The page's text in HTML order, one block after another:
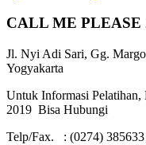
CALL ME PLEASE
Jl. Nyi Adi Sari, Gg.
Yogyakarta
Untuk Informasi
2019 Bisa Hubungi
Telp/Fax. : (0274) 385633